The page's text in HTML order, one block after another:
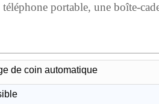
portable, une boîte-
de coin automatique